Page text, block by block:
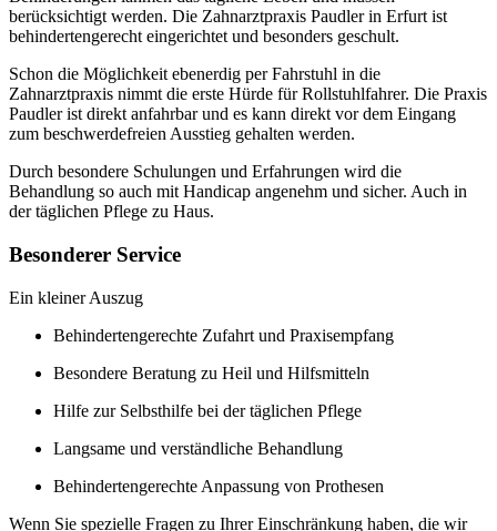
berücksichtigt werden. Die Zahnarztpraxis Paudler in Erfurt ist
behindertengerecht eingerichtet und besonders geschult.
Schon die Möglichkeit ebenerdig per Fahrstuhl in die
Zahnarztpraxis nimmt die erste Hürde für Rollstuhlfahrer. Die Praxis
Paudler ist direkt anfahrbar und es kann direkt vor dem Eingang
zum beschwerdefreien Ausstieg gehalten werden.
Durch besondere Schulungen und Erfahrungen wird die
Behandlung so auch mit Handicap angenehm und sicher. Auch in
der täglichen Pflege zu Haus.
Besonderer Service
Ein kleiner Auszug
Behindertengerechte Zufahrt und Praxisempfang
Besondere Beratung zu Heil und Hilfsmitteln
Hilfe zur Selbsthilfe bei der täglichen Pflege
Langsame und verständliche Behandlung
Behindertengerechte Anpassung von Prothesen
Wenn Sie spezielle Fragen zu Ihrer Einschränkung haben, die wir